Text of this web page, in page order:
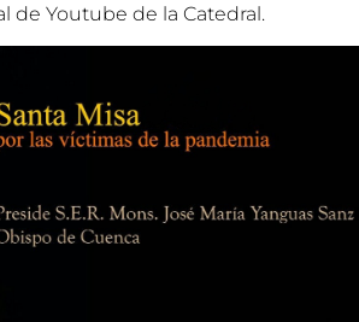
de Youtube de la Catedral.